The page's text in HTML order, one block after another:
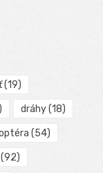
(19)
dráhy(18)
(54)
(92)